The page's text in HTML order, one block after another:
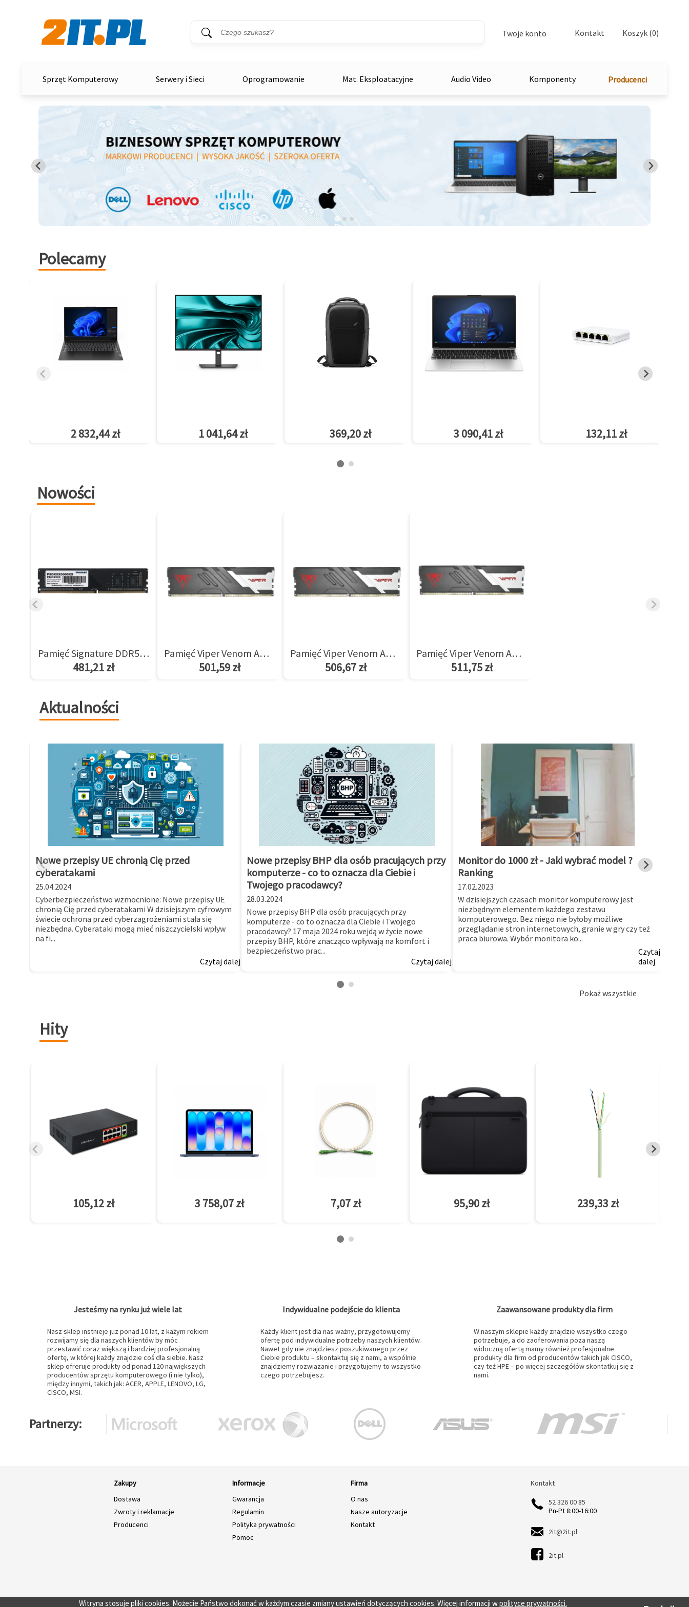
Wyszukiwarka
Słowo kluczowe
Twoje konto Kontakt Koszyk (0)
Sprzęt Komputerowy Serwery i Sieci Oprogramowanie Mat. Eksploatacyjne Audio Video Komponenty Producenci
Polecamy
2 832,44 zł 1 041,64 zł 369,20 zł 3 090,41 zł 132,11 zł
Nowości
Pamięć Signature DDR5 8GB/5600(1*8GB) CL46
481,21 zł
Pamięć Viper Venom AMD 8GB/5600(1*8GB) CL36
501,59 zł
Pamięć Viper Venom AMD 8GB/6000(1*8GB) CL36
506,67 zł
Pamięć Viper Venom AMD 8GB/6400(1*8GB) CL38
511,75 zł
Aktualności
Nowe przepisy UE chronią Cię przed
cyberatakami
25.04.2024
Cyberbezpieczeństwo wzmocnione: Nowe przepisy UE
chronią Cię przed cyberatakami W dzisiejszym cyfrowym
świecie ochrona przed cyberzagrożeniami stała się
niezbędna. Cyberataki mogą mieć niszczycielski wpływ
na fi...
Czytaj dalej
Nowe przepisy BHP dla osób pracujących przy
komputerze - co to oznacza dla Ciebie i
Twojego pracodawcy?
28.03.2024
Nowe przepisy BHP dla osób pracujących przy
komputerze - co to oznacza dla Ciebie i Twojego
pracodawcy? 17 maja 2024 roku wejdą w życie nowe
przepisy BHP, które znacząco wpływają na komfort i
bezpieczeństwo prac...
Czytaj dalej
Monitor do 1000 zł - Jaki wybrać model ?
Ranking
17.02.2023
W dzisiejszych czasach monitor komputerowy jest
niezbędnym elementem każdego zestawu
komputerowego. Bez niego nie byłoby możliwe
przeglądanie stron internetowych, granie w gry czy też
praca biurowa. Wybór monitora ko...
Czytaj
dalej
Pokaż wszystkie
Hity
105,12 zł 3 758,07 zł 7,07 zł 95,90 zł 239,33 zł
Jesteśmy na rynku już wiele lat
Nasz sklep instnieje juz ponad 10 lat, z każym rokiem
rozwijamy się dla naszych klientów by móc
przestawić coraz większą i bardziej profesjonalną
ofertę, w której każdy znajdzie coś dla siebie. Nasz
sklep ofreruje produkty od ponad 120 największych
producentów sprzętu komputerowego (i nie tylko),
między innymi, takich jak: ACER, APPLE, LENOVO, LG,
CISCO, MSI.
Indywidualne podejście do klienta
Każdy klient jest dla nas ważny, przygotowujemy
ofertę pod indywidualne potrzeby naszych klientów.
Nawet gdy nie znajdziesz poszukiwanego przez
Ciebie produktu – skontaktuj się z nami, a wspólnie
znajdziemy rozwiązanie i przygotujemy to wszystko
czego potrzebujesz.
Zaawansowane produkty dla firm
W naszym sklepie każdy znajdzie wszystko czego
potrzebuje, a do zaoferowania poza naszą
widoczną ofertą mamy również profesjonalne
produkty dla firm od producentów takich jak CISCO,
czy też HPE – po więcej szczegółów skontatkuj się z
nami.
Partnerzy
Zakupy
Dostawa
Zwroty i reklamacje
Producenci
Informacje
Gwarancja
Regulamin
Polityka prywatności
Pomoc
Firma
O nas
Nasze autoryzacje
Kontakt
Kontakt
Kontakt
52 326 00 85
Pn-Pt 8:00-16:00
2it@2it.pl
2it.pl
Witryna stosuje pliki cookies. Możecie Państwo dokonać w każdym czasie zmiany ustawień dotyczących cookies. Więcej informacji wpolityce prywatności.